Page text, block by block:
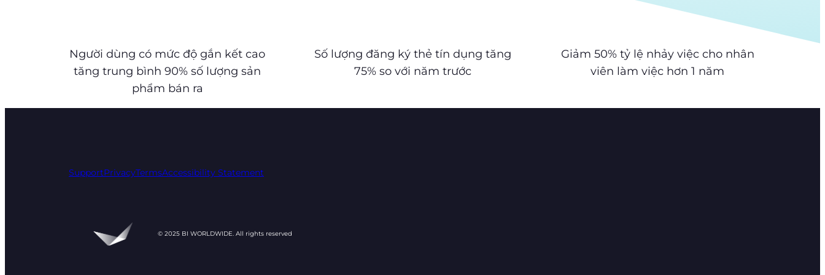
Người dùng có mức độ gắn kết cao
tăng trung bình 90% số lượng sản
phẩm bán ra
Số lượng đăng ký thẻ tín dụng tăng
75% so với năm trước
Giảm 50% tỷ lệ nhảy việc cho nhân
viên làm việc hơn 1 năm
SupportPrivacyTermsAccessibility Statement
© 2025 BI WORLDWIDE. All rights reserved